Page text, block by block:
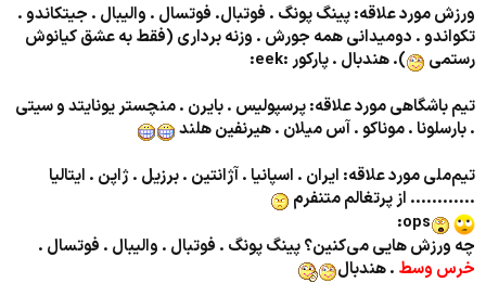
ورزش مورد علاقه: پینگ پونگ . فوتبال. فوتسال . والیبال . جیتکاندو .
تکواندو . دومیدانی همه جورش . وزنه برداری (فقط به عشق کیانوش
رستمی
). هندبال . پارکور :eek:
تیم باشگاهی مورد علاقه: پرسپولیس . بایرن . منچستر یونایتد و سیتی
. بارسلونا . موناکو . آس میلان . هیرنفین هلند
تیم‌ملی مورد علاقه: ایران . اسپانیا . آژانتین . برزیل . ژاپن . ایتالیا
............ از پرتغالم متنفرم
ops:
چه ورزش هایی می‌کنین؟ پینگ پونگ . فوتبال . والیبال . فوتسال .
خرس وسط . هندبال